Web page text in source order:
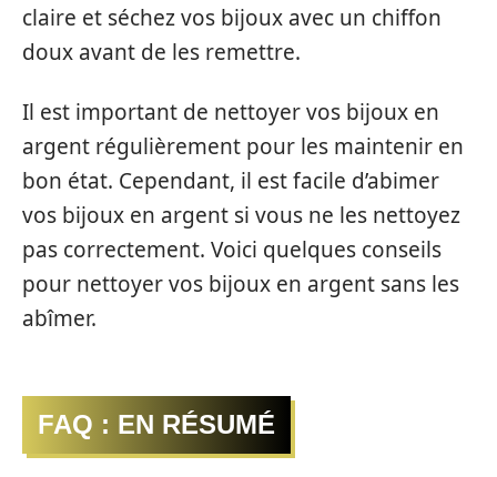
claire et séchez vos bijoux avec un chiffon
doux avant de les remettre.
Il est important de nettoyer vos bijoux en
argent régulièrement pour les maintenir en
bon état. Cependant, il est facile d’abimer
vos bijoux en argent si vous ne les nettoyez
pas correctement. Voici quelques conseils
pour nettoyer vos bijoux en argent sans les
abîmer.
FAQ : EN RÉSUMÉ